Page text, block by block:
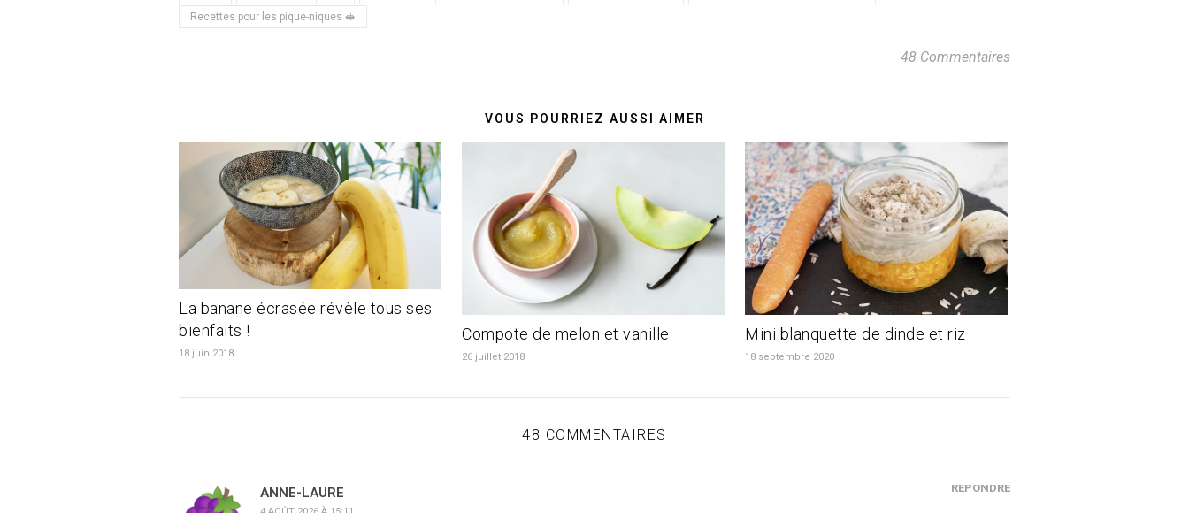
Recettes pour les pique-niques 🥪
48 Commentaires
VOUS POURRIEZ AUSSI AIMER
La banane écrasée révèle tous ses
bienfaits !
18 juin 2018
Compote de melon et vanille
26 juillet 2018
Mini blanquette de dinde et riz
18 septembre 2020
48 COMMENTAIRES
ANNE-LAURE RÉPONDRE